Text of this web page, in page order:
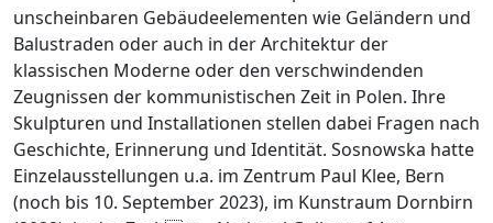
unscheinbaren Gebäudeelementen wie Geländern und
Balustraden oder auch in der Architektur der
klassischen Moderne oder den verschwindenden
Zeugnissen der kommunistischen Zeit in Polen. Ihre
Skulpturen und Installationen stellen dabei Fragen nach
Geschichte, Erinnerung und Identität. Sosnowska hatte
Einzelausstellungen u.a. im Zentrum Paul Klee, Bern
(noch bis 10. September 2023), im Kunstraum Dornbirn